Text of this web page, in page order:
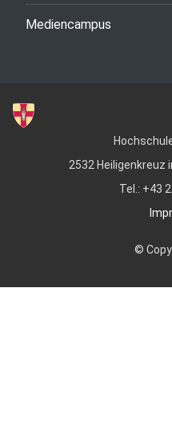
Mediencampus
2532 Heiligenkreuz
Tel.: +43
©